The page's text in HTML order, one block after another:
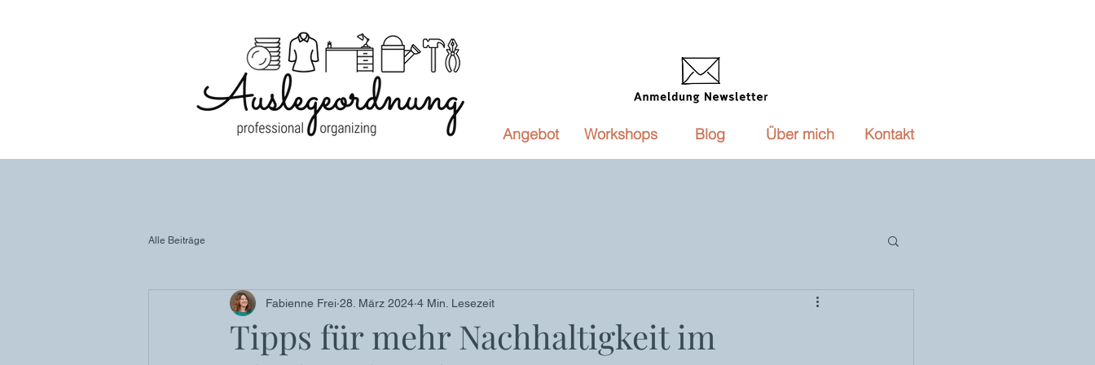
Angebot Workshops Blog Über mich Kontakt
Alle Beiträge
Tipps für mehr Nachhaltigkeit im
Fabienne Frei 28. März 2024 4 Min. Lesezeit